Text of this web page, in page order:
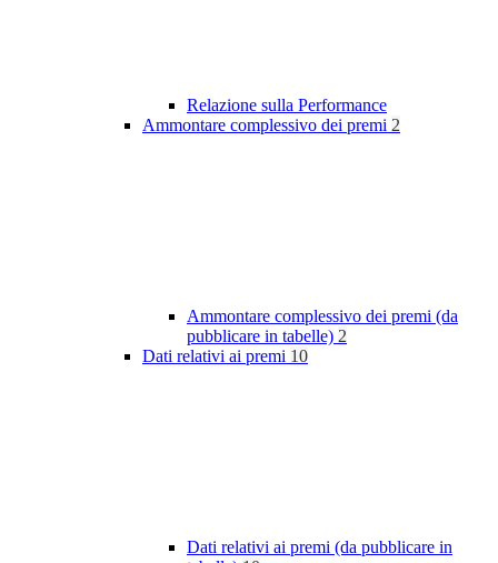
Relazione sulla Performance
Ammontare complessivo dei premi 2
Ammontare complessivo dei premi (da
pubblicare in tabelle) 2
Dati relativi ai premi 10
Dati relativi ai premi (da pubblicare in